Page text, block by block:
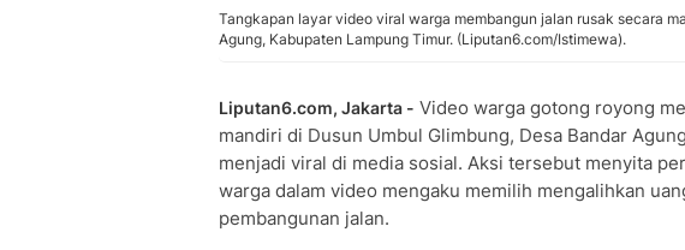
Tangkapan layar video viral warga membangun jalan rusak secara
Agung, Kabupaten Lampung Timur. (Liputan6.com/Istimewa).
Liputan6.com, Jakarta - Video warga gotong royong
mandiri di Dusun Umbul Glimbung, Desa Bandar
menjadi viral di media sosial. Aksi tersebut menyita
warga dalam video mengaku memilih mengalihkan
pembangunan jalan.